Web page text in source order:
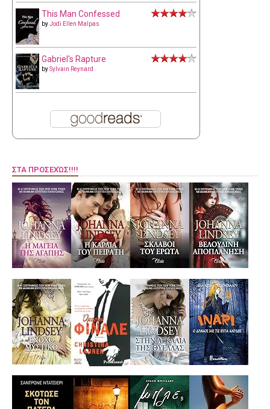
This Man Confessed
byJodi Ellen Malpas
Gabriel's Rapture
bySylvain Reynard
ΣΤΑ ΠΡΟΣΕΧΏΣ!!!!